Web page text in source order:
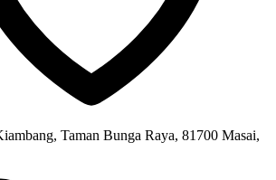
Taman Bunga Raya, 81700 Masai,